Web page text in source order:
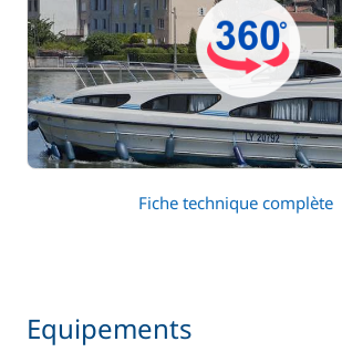
Fiche technique complète
Equipements